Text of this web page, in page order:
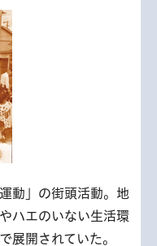
動」の街頭活動。地
ハエのいない生活環
展開されていた。